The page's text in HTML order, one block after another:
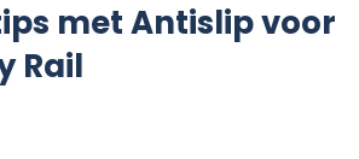
met Antislip voor
Rail